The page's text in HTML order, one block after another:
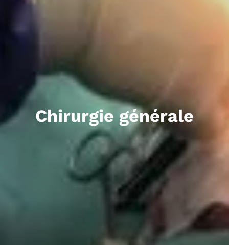
Chirurgie générale